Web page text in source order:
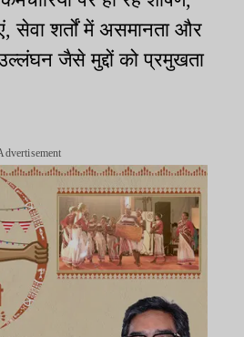
सेवा शर्तों में असमानता और
जैसे मुद्दों को प्रमुखता